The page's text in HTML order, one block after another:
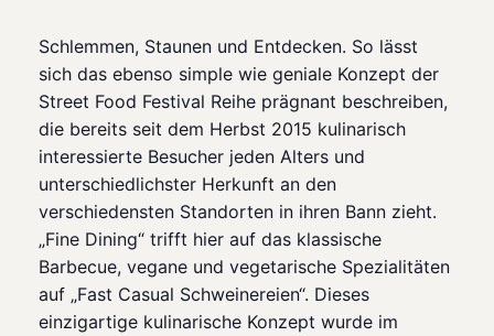
Schlemmen, Staunen und Entdecken. So lässt
sich das ebenso simple wie geniale Konzept der
Street Food Festival Reihe prägnant beschreiben,
die bereits seit dem Herbst 2015 kulinarisch
interessierte Besucher jeden Alters und
unterschiedlichster Herkunft an den
verschiedensten Standorten in ihren Bann zieht.
„Fine Dining“ trifft hier auf das klassische
Barbecue, vegane und vegetarische Spezialitäten
auf „Fast Casual Schweinereien“. Dieses
einzigartige kulinarische Konzept wurde im